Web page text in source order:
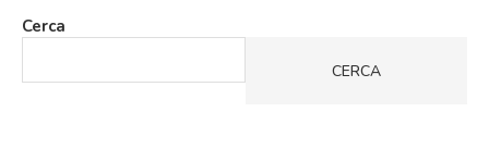
Cerca
CERCA